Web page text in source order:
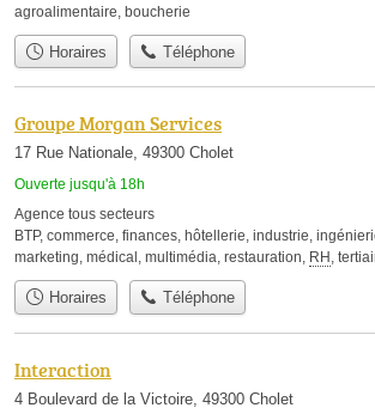
agroalimentaire, boucherie
Horaires Téléphone
Groupe Morgan Services
17 Rue Nationale, 49300 Cholet
Ouverte jusqu'à 18h
Agence tous secteurs
BTP, commerce, finances, hôtellerie, industrie,
marketing, médical , multimédia, restauration, RH ,
Horaires Téléphone
Interaction
4 Boulevard de la Victoire, 49300 Cholet